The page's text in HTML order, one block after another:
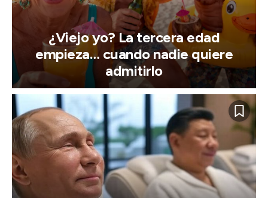
¿Viejo yo? La tercera edad
empieza… cuando nadie quiere
admitirlo